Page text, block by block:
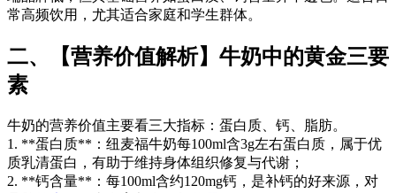
常高频饮用，尤其适合家庭和学生群体。
二、【营养价值解析】牛奶中的黄金三要
素
牛奶的营养价值主要看三大指标：蛋白质、钙、脂肪。
1. **蛋白质**：纽麦福牛奶每100ml含3g左右蛋白质，属于优
质乳清蛋白，有助于维持身体组织修复与代谢；
2. **钙含量**：每100ml含约120mg钙，是补钙的好来源，对